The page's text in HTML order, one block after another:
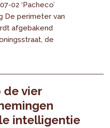
02 ‘Pacheco’
De perimeter van
afgebakend
de
de vier
intelligentie